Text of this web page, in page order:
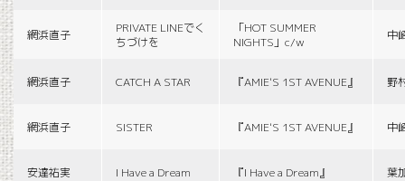
網浜直子
PRIVATE LINEでく
ちづけを
「HOT SUMMER
NIGHTS」c/w
中
網浜直子 CATCH A STAR 『AMIE'S 1ST AVENUE』 野
網浜直子 SISTER 『AMIE'S 1ST AVENUE』 中
安達祐実 I Have a Dream 『I Have a Dream』 葉